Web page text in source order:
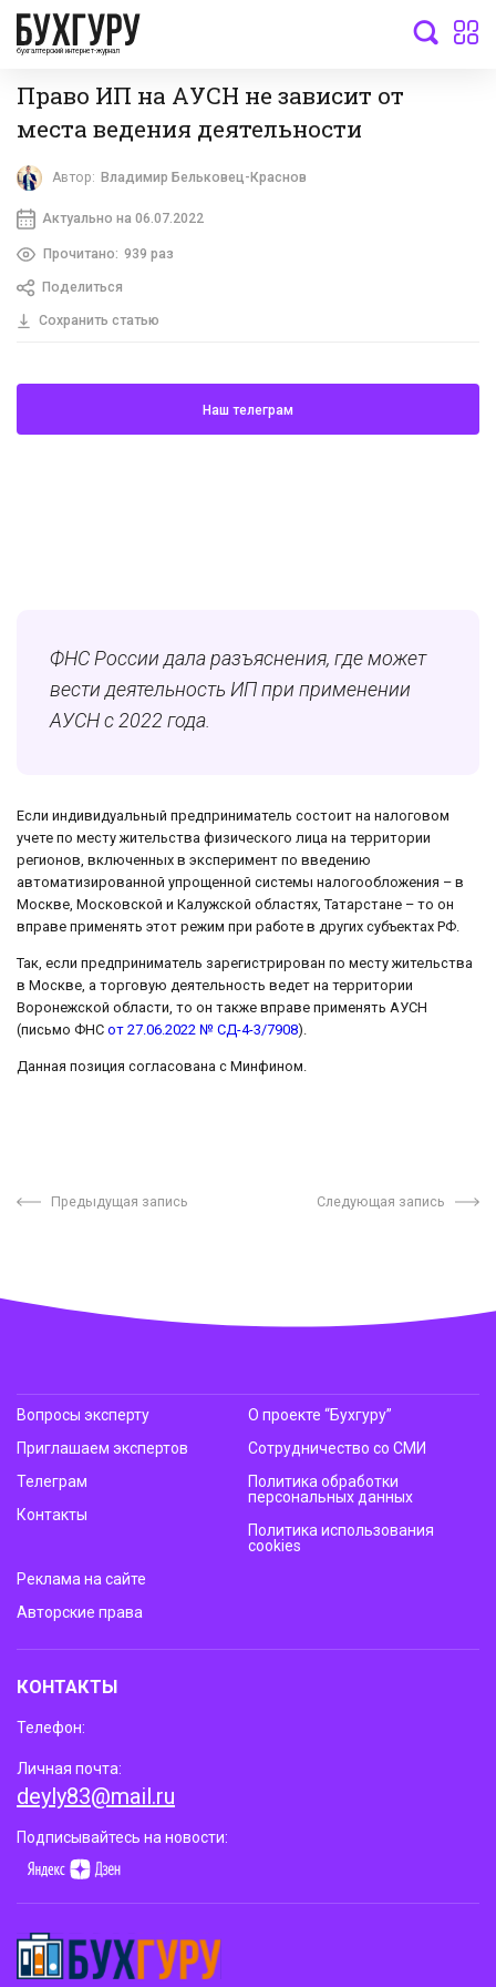
бухгалтерский интернет-журнал
Право ИП на АУСН не зависит от
места ведения деятельности
Автор: Владимир Бельковец-Краснов
Актуально на 06.07.2022
Прочитано: 939 раз
Поделиться
Сохранить статью
Наш телеграм
ФНС России дала разъяснения, где может
вести деятельность ИП при применении
АУСН с 2022 года.
Если индивидуальный предприниматель состоит на налоговом
учете по месту жительства физического лица на территории
регионов, включенных в эксперимент по введению
автоматизированной упрощенной системы налогообложения – в
Москве, Московской и Калужской областях, Татарстане – то он
вправе применять этот режим при работе в других субъектах РФ.
Так, если предприниматель зарегистрирован по месту жительства
в Москве, а торговую деятельность ведет на территории
Воронежской области, то он также вправе применять АУСН
(письмо ФНС от 27.06.2022 № СД-4-3/7908).
Данная позиция согласована с Минфином.
Предыдущая запись Следующая запись
Вопросы эксперту
Приглашаем экспертов
Телеграм
Контакты
О проекте “Бухгуру”
Сотрудничество со СМИ
Политика обработки
персональных данных
Политика использования
cookies
Реклама на сайте
Авторские права
КОНТАКТЫ
Телефон:
Личная почта:
deyly83@mail.ru
Подписывайтесь на новости: